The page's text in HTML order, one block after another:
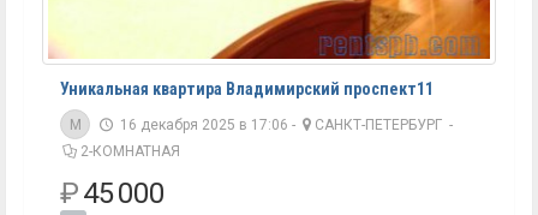
Уникальная квартира Владимирский проспект11
M 16 декабря 2025 в 17:06 - САНКТ-ПЕТЕРБУРГ -
2-КОМНАТНАЯ
₽45 000